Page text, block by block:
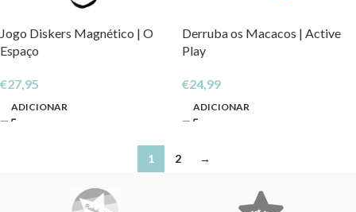
Jogo Diskers Magnético | O
Espaço
€27,95
ADICIONAR
Derruba os Macacos | Active
Play
€24,99
ADICIONAR
1 2 →